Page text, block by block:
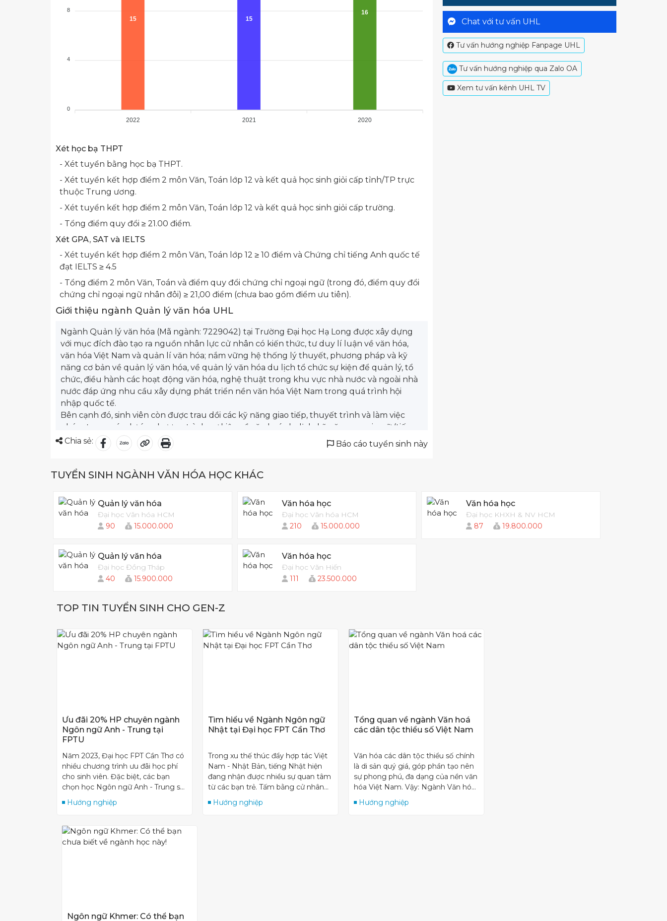
2022 2021 2020
15 15
16
8
4
0
Xét học bạ THPT
- Xét tuyển bằng học bạ THPT.
- Xét tuyển kết hợp điểm 2 môn Văn, Toán lớp 12 và kết quả học sinh giỏi cấp tỉnh/TP trực
thuộc Trung ương.
- Xét tuyển kết hợp điểm 2 môn Văn, Toán lớp 12 và kết quả học sinh giỏi cấp trường.
- Tổng điểm quy đổi ≥ 21.00 điểm.
Xét GPA, SAT và IELTS
- Xét tuyển kết hợp điểm 2 môn Văn, Toán lớp 12 ≥ 10 điểm và Chứng chỉ tiếng Anh quốc tế
đạt IELTS ≥ 4.5
- Tổng điểm 2 môn Văn, Toán và điểm quy đổi chứng chỉ ngoại ngữ (trong đó, điểm quy đổi
chứng chỉ ngoại ngữ nhân đôi) ≥ 21,00 điểm (chưa bao gồm điểm ưu tiên).
Giới thiệu ngành Quản lý văn hóa UHL
Ngành Quản lý văn hóa (Mã ngành: 7229042) tại Trường Đại học Hạ Long được xây dựng
với mục đích đào tạo ra nguồn nhân lực cử nhân có kiến thức, tư duy lí luận về văn hóa,
văn hóa Việt Nam và quản lí văn hóa; nắm vững hệ thống lý thuyết, phương pháp và kỹ
năng cơ bản về quản lý văn hóa, về quản lý văn hóa du lịch tổ chức sự kiện để quản lý, tổ
chức, điều hành các hoạt động văn hóa, nghệ thuật trong khu vực nhà nước và ngoài nhà
nước đáp ứng nhu cầu xây dựng phát triển nền văn hóa Việt Nam trong quá trình hội
nhập quốc tế.
Bên cạnh đó, sinh viên còn được trau dồi các kỹ năng giao tiếp, thuyết trình và làm việc
nhóm trong các dự án, chương trình, sự kiện về văn hoá, du lịch, kỹ năng ngoại ngữ (tiếng
Anh) tốt để phục vụ trong học tập và cuộc sống.
Sau khi tốt nghiệp ngành Quản lý văn hóa sinh viên có thể làm việc ở các vị trí như: cán bộ,
dạy tại các trường đại học, cao đẳng, nhân viên làm việc trong các công ty tổ chức sự kiện,
tiếp tục học tập, nghiên cứu sau đại học về lĩnh vực quản lý văn hoá hoặc ngành gần Văn
hoá học, Việt Nam học.
Chia sẻ: Báo cáo tuyển sinh này
Chat với tư vấn UHL
Tư vấn hướng nghiệp Fanpage UHL
Tư vấn hướng nghiệp qua Zalo OA
Xem tư vấn kênh UHL TV
TUYỂN SINH NGÀNH VĂN HÓA HỌC KHÁC
Quản lý văn hóa
Đại học Văn hóa HCM
90
15.000.000
Văn hóa học
Đại học Văn hóa HCM
210
15.000.000
Văn hóa học
Đại học KHXH & NV HCM
87
19.800.000
Quản lý văn hóa
Đại học Đồng Tháp
40
15.900.000
Văn hóa học
Đại học Văn Hiến
111
23.500.000
TOP TIN TUYỂN SINH CHO GEN-Z
Ưu đãi 20% HP chuyên ngành
Ngôn ngữ Anh - Trung tại
FPTU
Năm 2023, Đại học FPT Cần Thơ có
nhiều chương trình ưu đãi học phí
cho sinh viên. Đặc biệt, các bạn
chọn học Ngôn ngữ Anh - Trung sẽ
nhận được ưu đãi lên đến 20% học
phí chuyên ngành.
Hướng nghiệp
Tìm hiểu về Ngành Ngôn ngữ
Nhật tại Đại học FPT Cần Thơ
Trong xu thế thúc đẩy hợp tác Việt
Nam - Nhật Bản, tiếng Nhật hiện
đang nhận được nhiều sự quan tâm
từ các bạn trẻ. Tấm bằng cử nhân
ngành Ngôn ngữ Nhật không
những hứa hẹn mang lại nhiều cơ
Hướng nghiệp
Tổng quan về ngành Văn hoá
các dân tộc thiểu số Việt Nam
Văn hóa các dân tộc thiểu số chính
là di sản quý giá, góp phần tạo nên
sự phong phú, đa dạng của nền văn
hóa Việt Nam. Vậy: Ngành Văn hóa
các dân tộc thiểu số Việt Nam là gì?
Học gì? Điểm chuẩn ra sao? Zunia
Hướng nghiệp
Ngôn ngữ Khmer: Có thể bạn